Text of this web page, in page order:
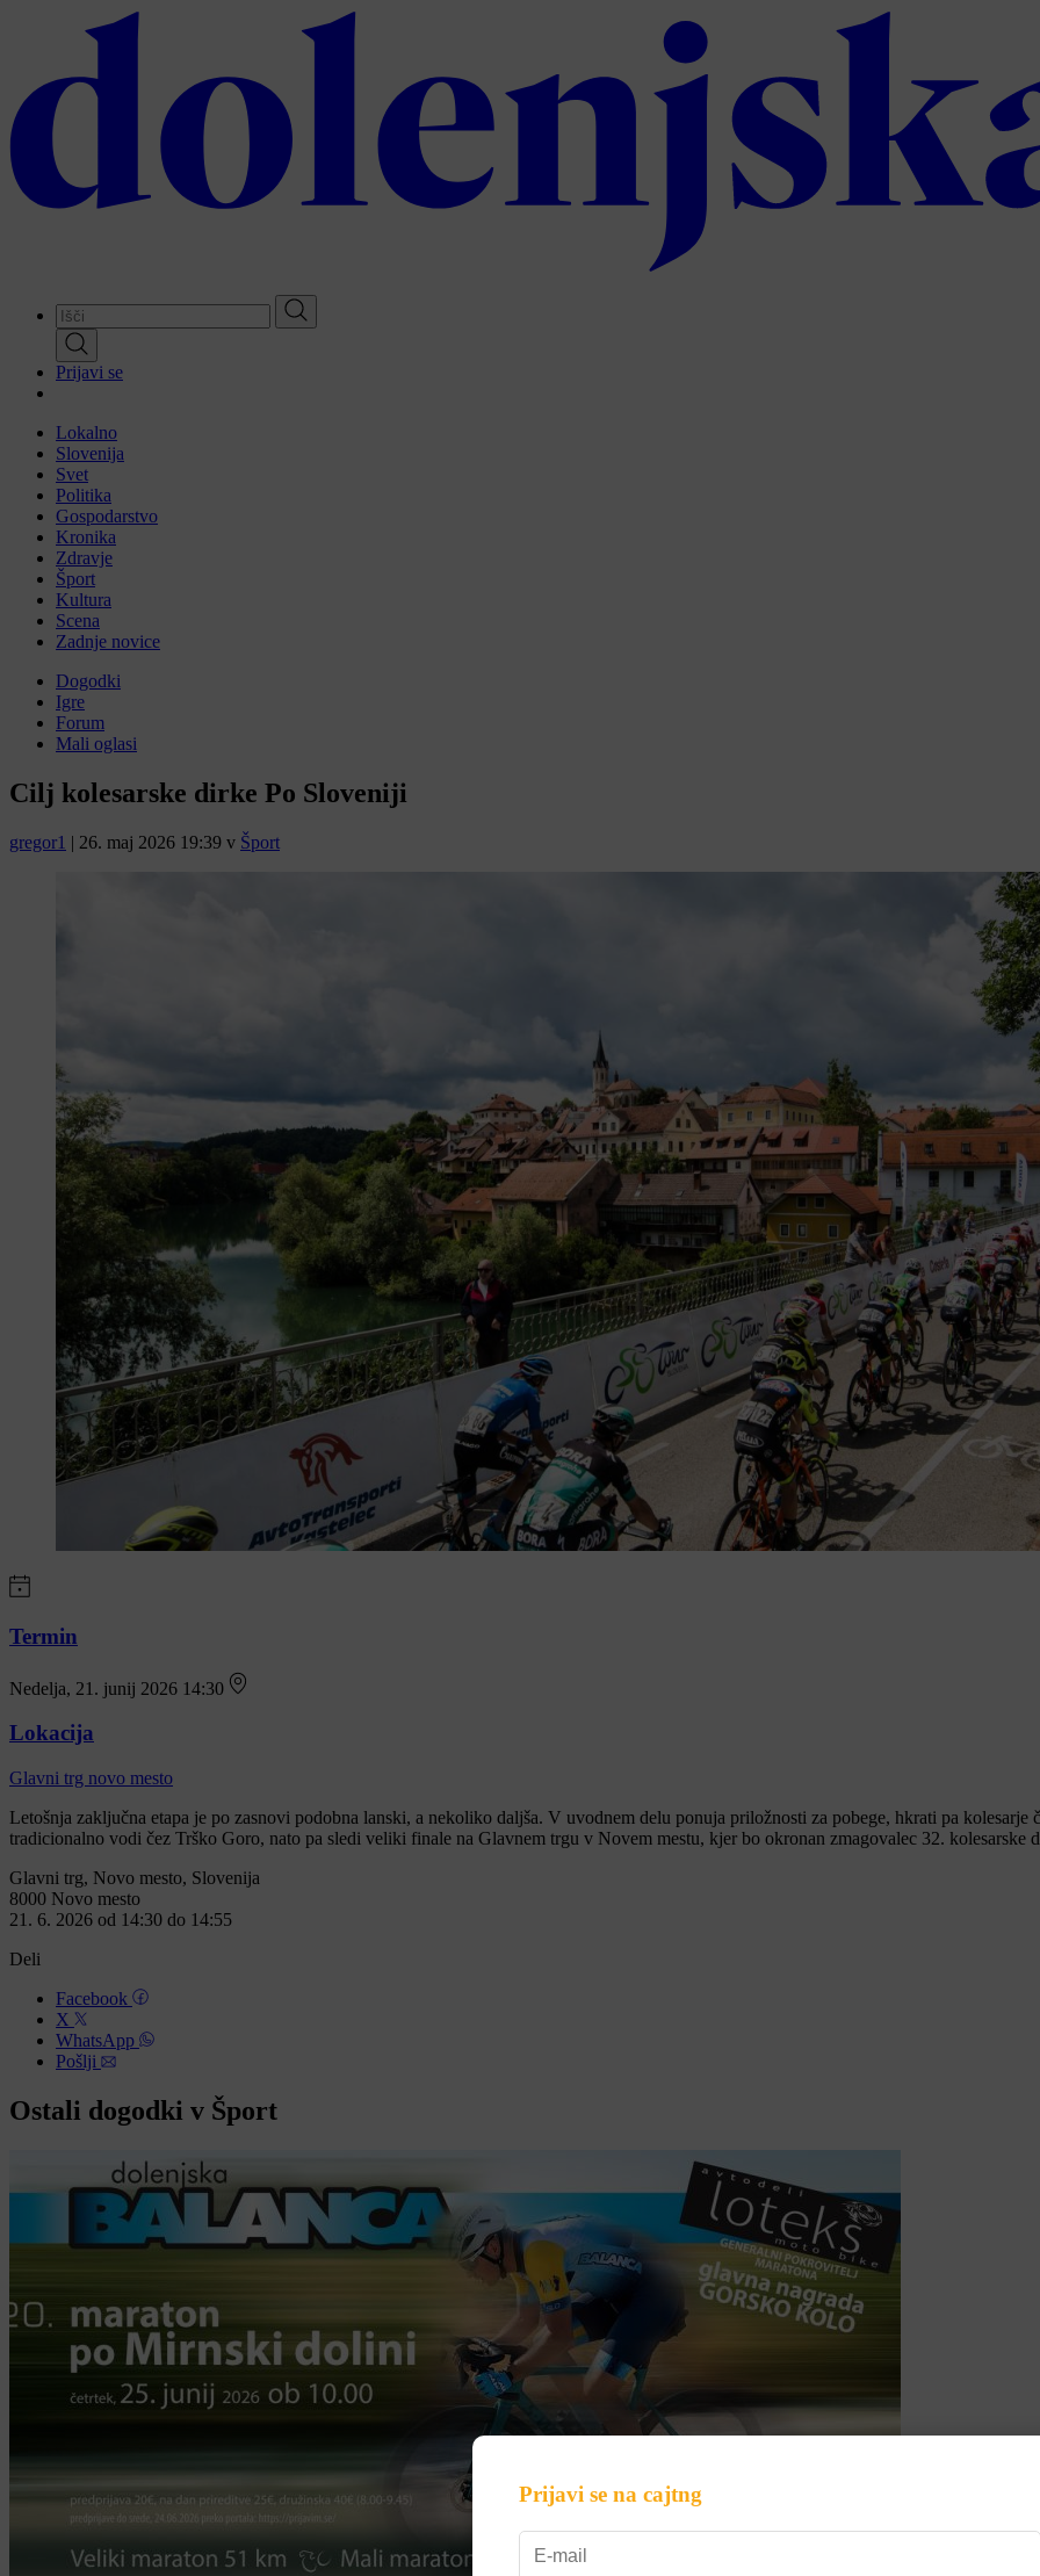
content
Prijavi se
Lokalno
Slovenija
Svet
Politika
Gospodarstvo
Kronika
Zdravje
Šport
Kultura
Scena
Zadnje novice
Dogodki
Igre
Forum
Mali oglasi
Cilj kolesarske dirke Po Sloveniji
gregor1 | 26. maj 2026 19:39 v Šport
Termin
Nedelja, 21. junij 2026 14:30
Lokacija
Glavni trg novo mesto
Letošnja zaključna etapa je po zasnovi podobna lanski, a nekoliko daljša. V uvodnem delu ponuja priložnosti za pobege, hkrati pa
tradicionalno vodi čez Trško Goro, nato pa sledi veliki finale na Glavnem trgu v Novem mestu, kjer bo okronan zmagovalec 32. kolesarske
Glavni trg, Novo mesto, Slovenija
8000 Novo mesto
21. 6. 2026 od 14:30 do 14:55
Deli
Facebook
X
WhatsApp
Pošlji
Ostali dogodki v Šport
Prijavi se na cajtng